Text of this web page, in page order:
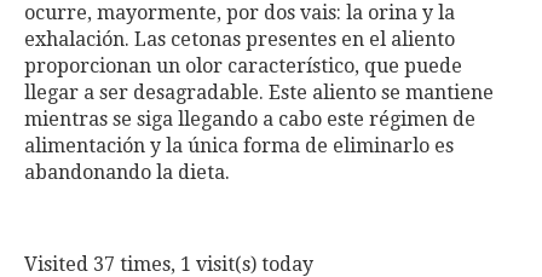
ocurre, mayormente, por dos vais: la orina y la
exhalación. Las cetonas presentes en el aliento
proporcionan un olor característico, que puede
llegar a ser desagradable. Este aliento se mantiene
mientras se siga llegando a cabo este régimen de
alimentación y la única forma de eliminarlo es
abandonando la dieta.
Visited 37 times, 1 visit(s) today